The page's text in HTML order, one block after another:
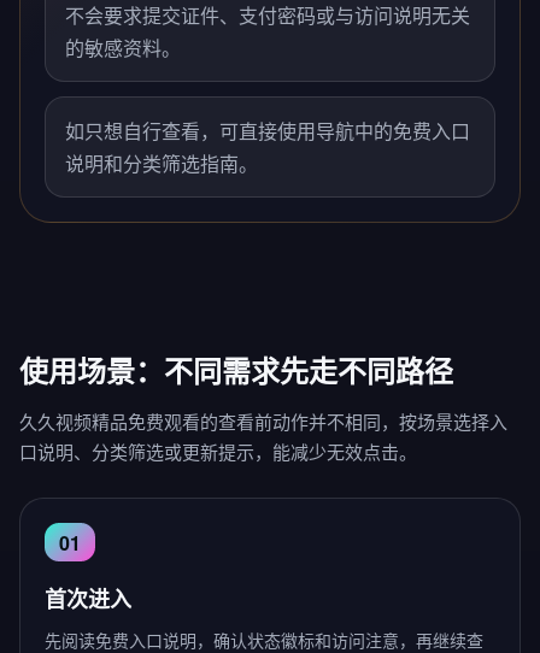
不会要求提交证件、支付密码或与访问说明无关
的敏感资料。
如只想自行查看，可直接使用导航中的免费入口
说明和分类筛选指南。
使用场景：不同需求先走不同路径
久久视频精品免费观看的查看前动作并不相同，按场景选择入
口说明、分类筛选或更新提示，能减少无效点击。
首次进入
先阅读免费入口说明，确认状态徽标和访问注意，再继续查